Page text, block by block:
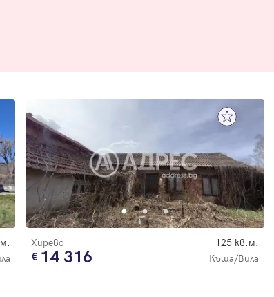
Хирево 125 кв.м.
14 316 Къща/Вила